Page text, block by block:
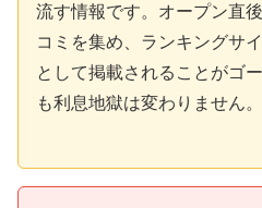
流す情報です。オープン直
コミを集め、ランキングサ
として掲載されることがゴ
も利息地獄は変わりません。